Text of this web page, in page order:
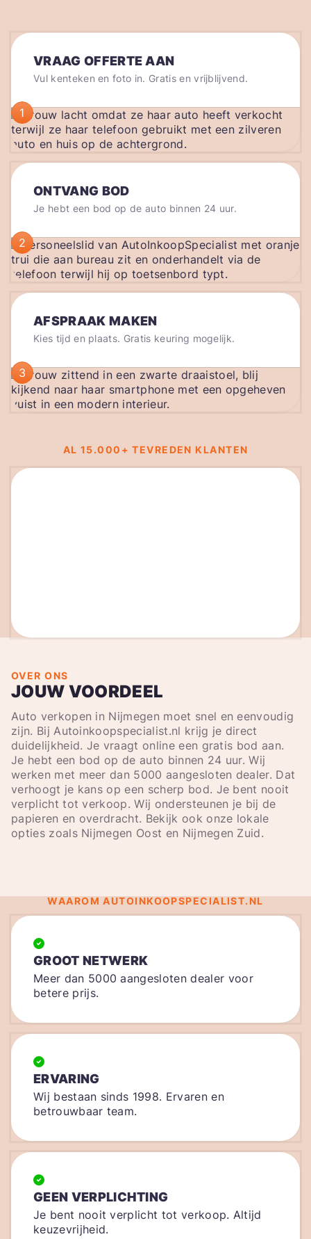
VRAAG OFFERTE AAN
Vul kenteken en foto in. Gratis en vrijblijvend.
1
ONTVANG BOD
Je hebt een bod op de auto binnen 24 uur.
2
AFSPRAAK MAKEN
Kies tijd en plaats. Gratis keuring mogelijk.
3
AL 15.000+ TEVREDEN KLANTEN
OVER ONS
JOUW VOORDEEL
Auto verkopen in Nijmegen moet snel en eenvoudig
zijn. Bij Autoinkoopspecialist.nl krijg je direct
duidelijkheid. Je vraagt online een gratis bod aan.
Je hebt een bod op de auto binnen 24 uur. Wij
werken met meer dan 5000 aangesloten dealer. Dat
verhoogt je kans op een scherp bod. Je bent nooit
verplicht tot verkoop. Wij ondersteunen je bij de
papieren en overdracht. Bekijk ook onze lokale
opties zoals Nijmegen Oost en Nijmegen Zuid.
WAAROM AUTOINKOOPSPECIALIST.NL
GROOT NETWERK
Meer dan 5000 aangesloten dealer voor
betere prijs.
ERVARING
Wij bestaan sinds 1998. Ervaren en
betrouwbaar team.
GEEN VERPLICHTING
Je bent nooit verplicht tot verkoop. Altijd
keuzevrijheid.